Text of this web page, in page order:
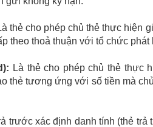
thẻ cho phép chủ thẻ thực hiện
theo thoả thuận với tổ chức phát
Là thẻ cho phép chủ thẻ thực
thẻ tương ứng với số tiền mà
trước xác định danh tính (thẻ trả